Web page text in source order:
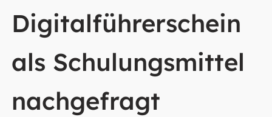
Digitalführerschein
als Schulungsmittel
nachgefragt